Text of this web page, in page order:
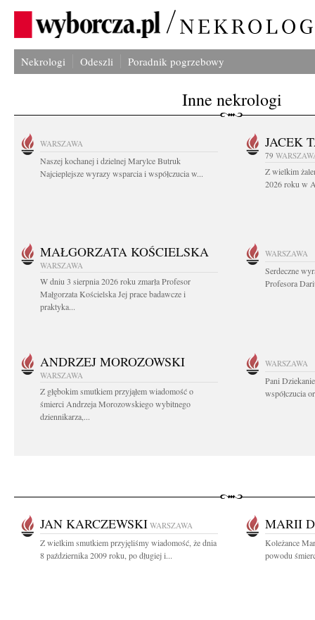
Nekrologi Odeszli Poradnik pogrzebowy
Inne nekrologi
WARSZAWA
Naszej kochanej i dzielnej Marylce Butruk
Najcieplejsze wyrazy wsparcia i współczucia w...
JACEK
79
Z wielkim
2026 roku w
MAŁGORZATA KOŚCIELSKA
WARSZAWA
W dniu 3 sierpnia 2026 roku zmarła Profesor
Małgorzata Kościelska Jej prace badawcze i
praktyka...
WARSZAWA
Serdeczne
Profesora
ANDRZEJ MOROZOWSKI
WARSZAWA
Z głębokim smutkiem przyjąłem wiadomość o
śmierci Andrzeja Morozowskiego wybitnego
dziennikarza,...
WARSZAWA
Pani
współczucia
JAN KARCZEWSKI WARSZAWA
Z wielkim smutkiem przyjęliśmy wiadomość, że dnia
8 października 2009 roku, po długiej i...
MARII
Koleżance
powodu